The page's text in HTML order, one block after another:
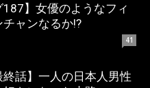
187】女優のようなフィ
チャンなるか!?
41
終話】一人の日本人男性